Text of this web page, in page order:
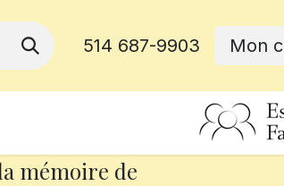
514 687-9903 Mon
mémoire de